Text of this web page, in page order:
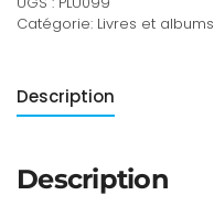
Catégorie: Livres et albums
Description
Description